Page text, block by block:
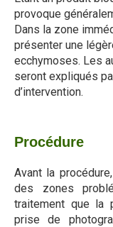
provoque
Dans la zone
présenter une
ecchymoses. Les
seront expliqués
d’intervention.
Procédure
Avant la
des zones
traitement que la
prise de